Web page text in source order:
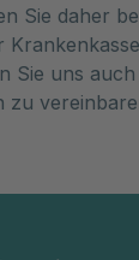
Sie daher
Sie uns
zu